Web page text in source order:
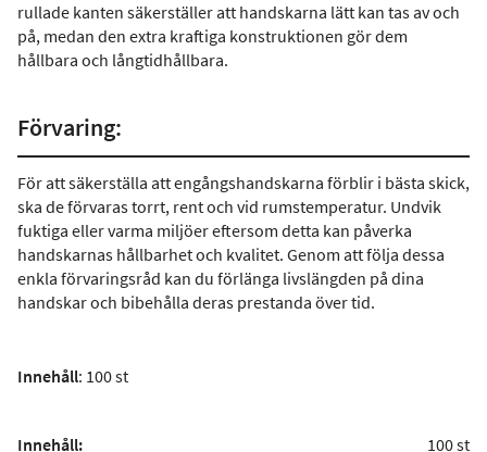
rullade kanten säkerställer att handskarna lätt kan tas av och
på, medan den extra kraftiga konstruktionen gör dem
hållbara och långtidhållbara.
Förvaring:
För att säkerställa att engångshandskarna förblir i bästa skick,
ska de förvaras torrt, rent och vid rumstemperatur. Undvik
fuktiga eller varma miljöer eftersom detta kan påverka
handskarnas hållbarhet och kvalitet. Genom att följa dessa
enkla förvaringsråd kan du förlänga livslängden på dina
handskar och bibehålla deras prestanda över tid.
Innehåll: 100 st
Innehåll: 100 st